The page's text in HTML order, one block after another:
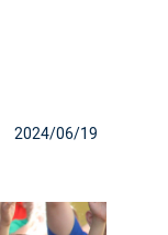
2024/06/19